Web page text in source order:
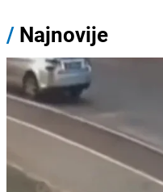
/ Najnovije